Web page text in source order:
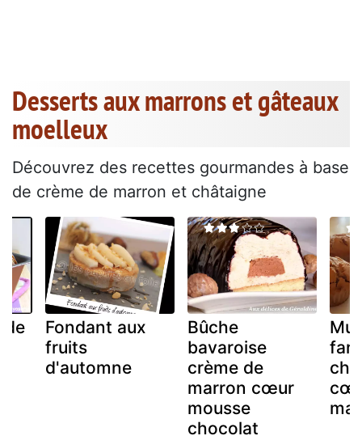
Desserts aux marrons et gâteaux
moelleux
Découvrez des recettes gourmandes à base
de crème de marron et châtaigne
de
Fondant aux
fruits
d'automne
Bûche
bavaroise
crème de
marron cœur
mousse
chocolat